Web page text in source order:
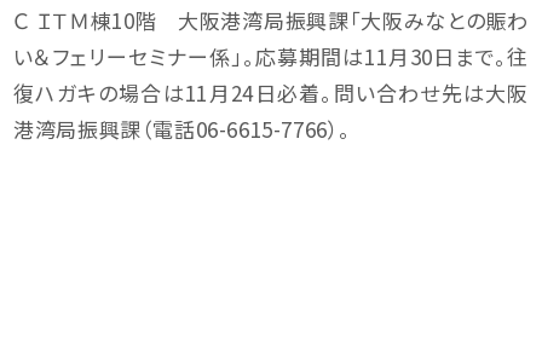
Ｃ ＩＴＭ棟10階 大阪港湾局振興課「大阪みなとの賑わ
い＆フェリーセミナー係」。応募期間は11月30日まで。往
復ハガキの場合は11月24日必着。問い合わせ先は大阪
港湾局振興課（電話06-6615-7766）。